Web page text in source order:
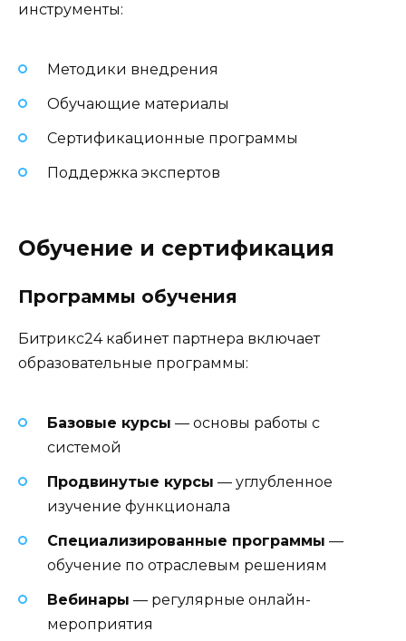
инструменты:
Методики внедрения
Обучающие материалы
Сертификационные программы
Поддержка экспертов
Обучение и сертификация
Программы обучения
Битрикс24 кабинет партнера включает
образовательные программы:
Базовые курсы — основы работы с
системой
Продвинутые курсы — углубленное
изучение функционала
Специализированные программы —
обучение по отраслевым решениям
Вебинары — регулярные онлайн-
мероприятия